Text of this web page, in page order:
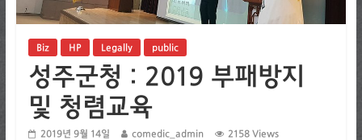
Biz HP Legally public
성주군청 : 2019 부패방지
및 청렴교육
2019년 9월 14일 comedic_admin 2158 Views